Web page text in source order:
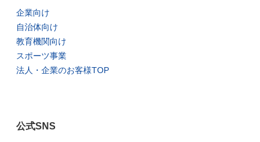
企業向け
自治体向け
教育機関向け
スポーツ事業
法人・企業のお客様TOP
公式SNS